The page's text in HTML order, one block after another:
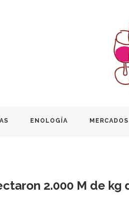
ENOLOGÍA MERCADOS
2.000 M de kg